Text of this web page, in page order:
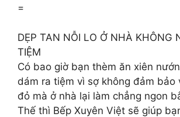
=
DẸP TAN NỖI LO Ở NHÀ KHÔNG
TIỆM
Có bao giờ bạn thèm ăn xiên
dám ra tiệm vì sợ không đảm bảo
đỏ mà ở nhà lại làm chẳng ngon
Thế thì Bếp Xuyên Việt sẽ giúp